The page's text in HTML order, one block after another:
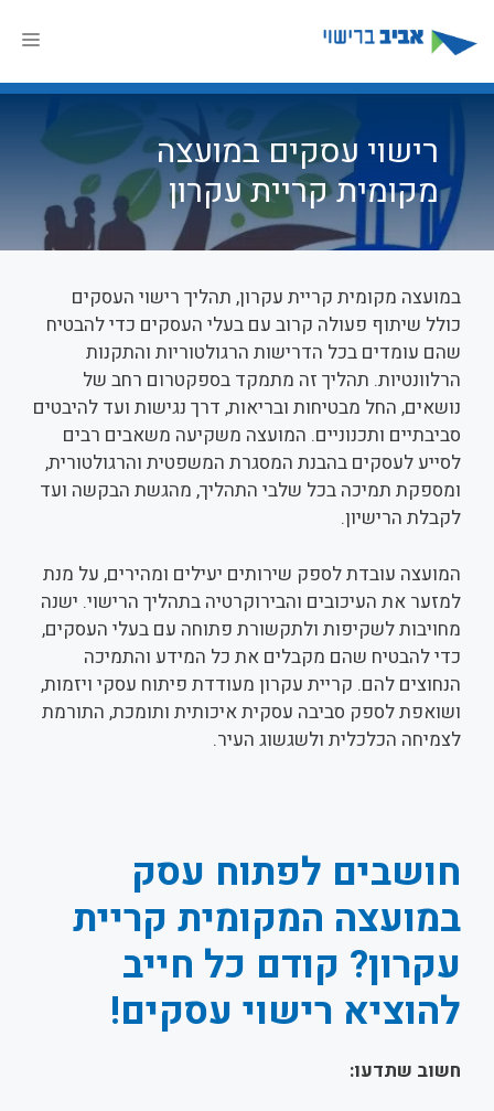
לתוכן
רישוי עסקים במועצה
מקומית קריית עקרון
במועצה מקומית קריית עקרון, תהליך רישוי העסקים
כולל שיתוף פעולה קרוב עם בעלי העסקים כדי להבטיח
שהם עומדים בכל הדרישות הרגולטוריות והתקנות
הרלוונטיות. תהליך זה מתמקד בספקטרום רחב של
נושאים, החל מבטיחות ובריאות, דרך נגישות ועד להיבטים
סביבתיים ותכנוניים. המועצה משקיעה משאבים רבים
לסייע לעסקים בהבנת המסגרת המשפטית והרגולטורית,
ומספקת תמיכה בכל שלבי התהליך, מהגשת הבקשה ועד
לקבלת הרישיון.
המועצה עובדת לספק שירותים יעילים ומהירים, על מנת
למזער את העיכובים והבירוקרטיה בתהליך הרישוי. ישנה
מחויבות לשקיפות ולתקשורת פתוחה עם בעלי העסקים,
כדי להבטיח שהם מקבלים את כל המידע והתמיכה
הנחוצים להם. קריית עקרון מעודדת פיתוח עסקי ויזמות,
ושואפת לספק סביבה עסקית איכותית ותומכת, התורמת
לצמיחה הכלכלית ולשגשוג העיר.
חושבים לפתוח עסק
במועצה המקומית קריית
עקרון? קודם כל חייב
להוציא רישוי עסקים!
חשוב שתדעו: